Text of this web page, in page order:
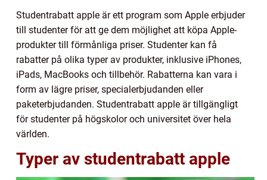
Studentrabatt apple är ett program som Apple erbjuder
till studenter för att ge dem möjlighet att köpa Apple-
produkter till förmånliga priser. Studenter kan få
rabatter på olika typer av produkter, inklusive iPhones,
iPads, MacBooks och tillbehör. Rabatterna kan vara i
form av lägre priser, specialerbjudanden eller
paketerbjudanden. Studentrabatt apple är tillgängligt
för studenter på högskolor och universitet över hela
världen.
Typer av studentrabatt apple